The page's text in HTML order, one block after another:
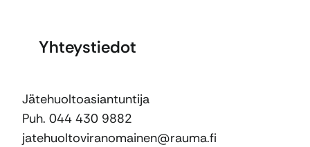
Yhteystiedot
Jätehuoltoasiantuntija
Puh. 044 430 9882
jatehuoltoviranomainen@rauma.fi